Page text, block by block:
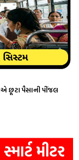
છૂટા પૈસાની પીંજલ